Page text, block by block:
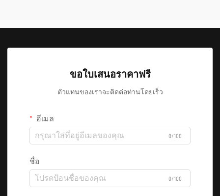
ขอใบเสนอราคาฟรี
ตัวแทนของเราจะติดต่อท่านโดยเร็ว
อีเมล
0/100
ชื่อ
0/100